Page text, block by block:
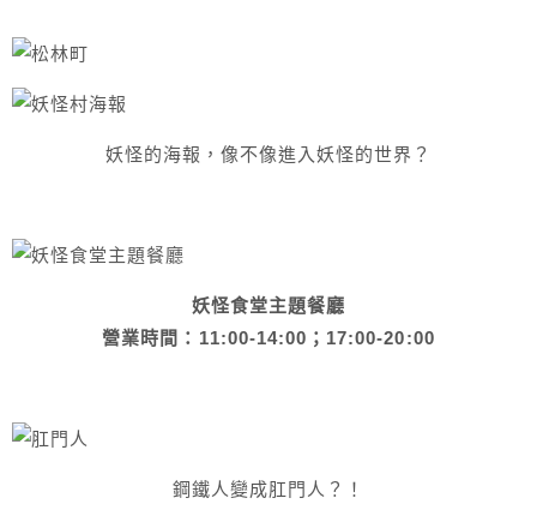
妖怪的海報，像不像進入妖怪的世界？
妖怪食堂主題餐廳
營業時間：11:00-14:00；17:00-20:00
鋼鐵人變成肛門人？！